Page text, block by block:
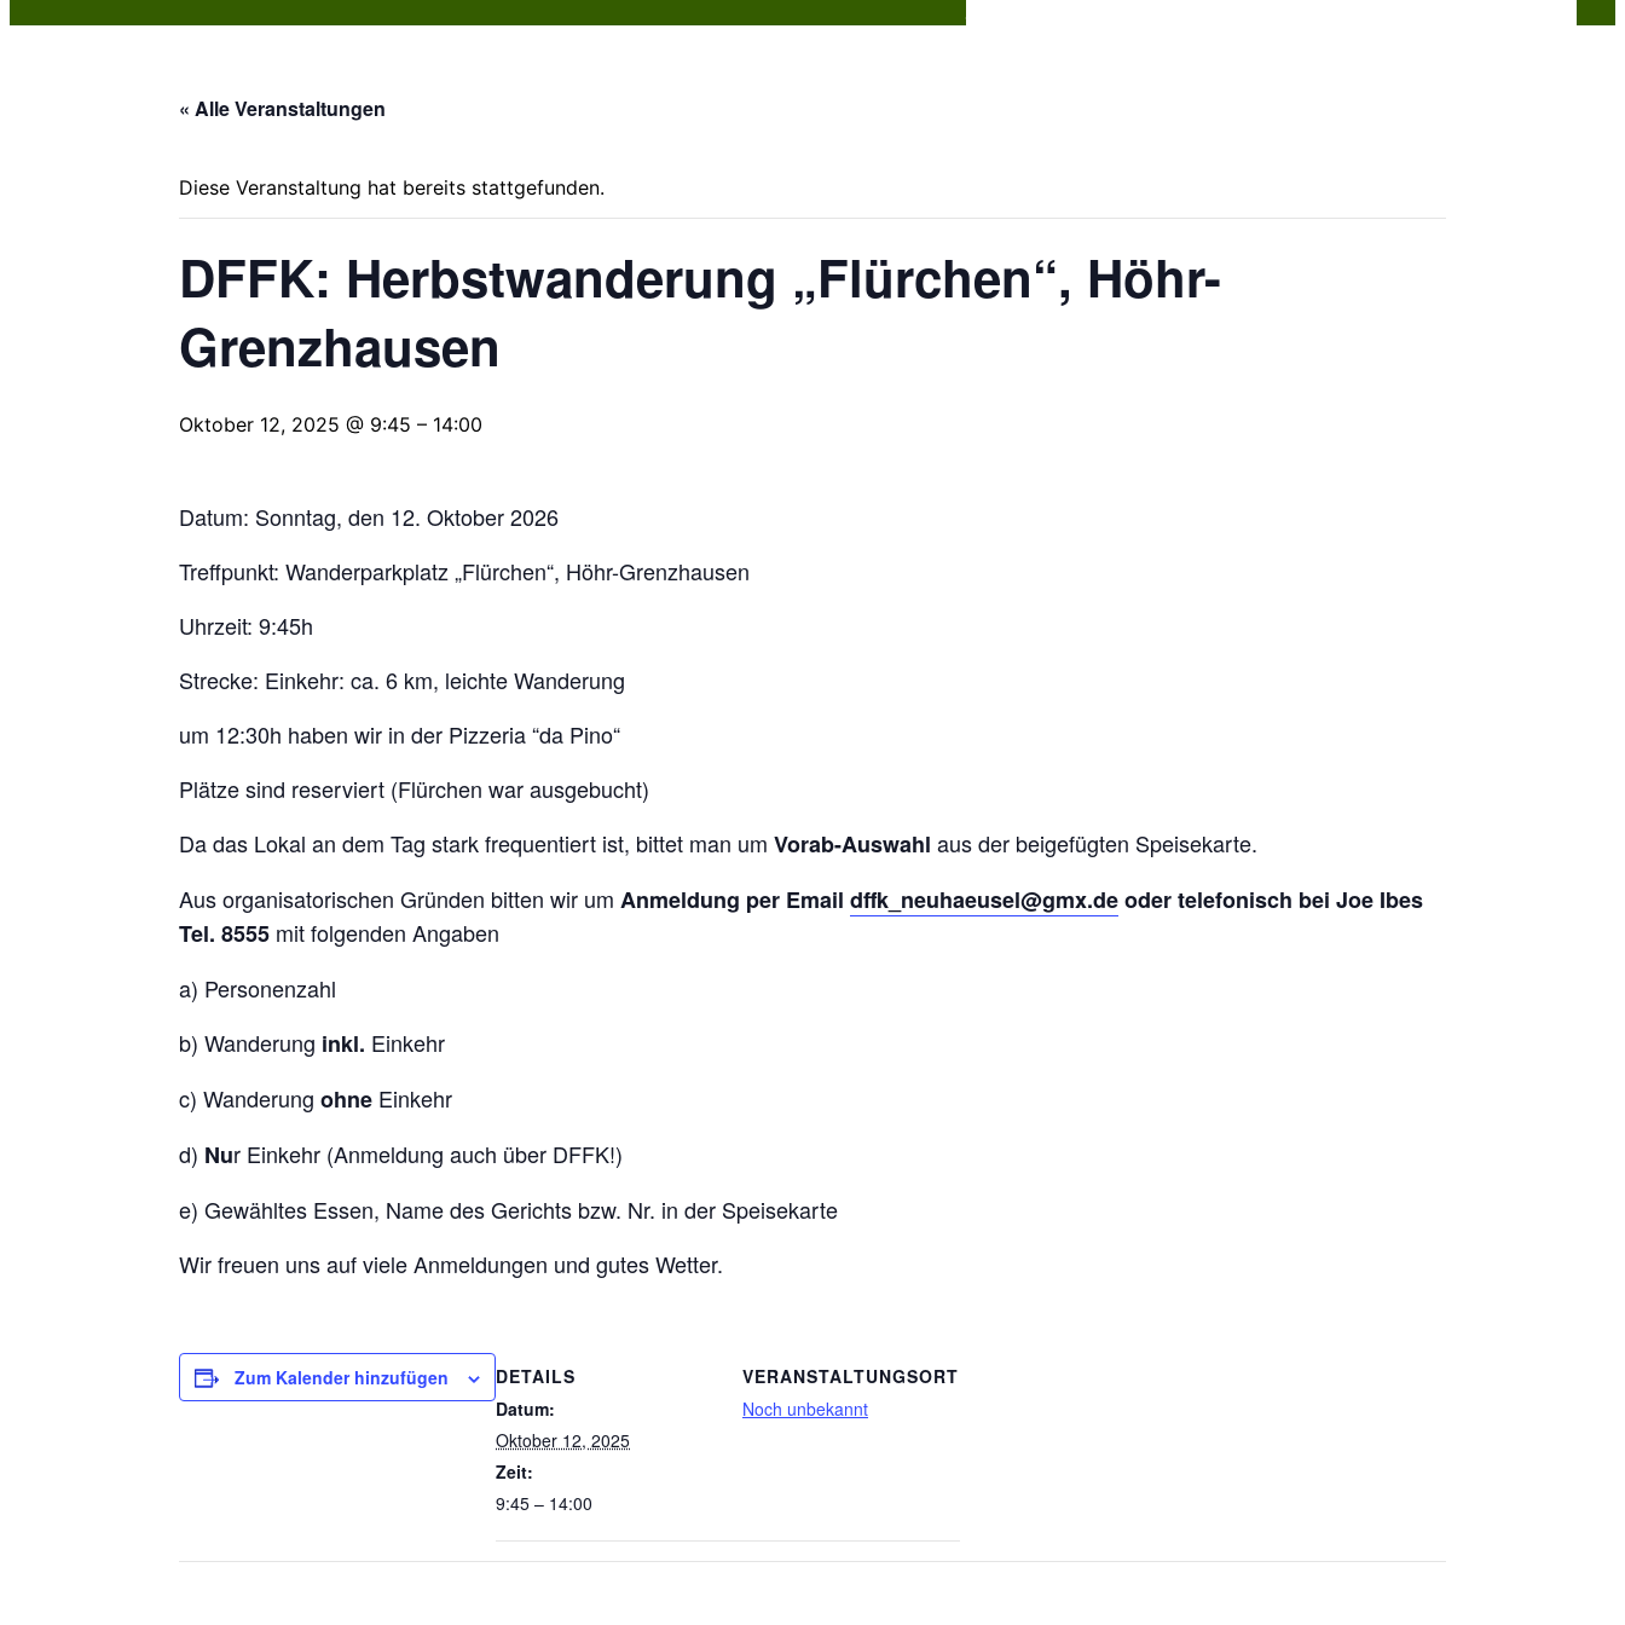
« Alle Veranstaltungen
Diese Veranstaltung hat bereits stattgefunden.
DFFK: Herbstwanderung „Flürchen“, Höhr-
Grenzhausen
Oktober 12, 2025 @ 9:45 – 14:00
Datum: Sonntag, den 12. Oktober 2026
Treffpunkt: Wanderparkplatz „Flürchen“, Höhr-Grenzhausen
Uhrzeit: 9:45h
Strecke: Einkehr: ca. 6 km, leichte Wanderung
um 12:30h haben wir in der Pizzeria “da Pino“
Plätze sind reserviert (Flürchen war ausgebucht)
Da das Lokal an dem Tag stark frequentiert ist, bittet man um Vorab-Auswahl aus der beigefügten Speisekarte.
Aus organisatorischen Gründen bitten wir um Anmeldung per Email dffk_neuhaeusel@gmx.deoder telefonisch bei Joe Ibes
Tel. 8555 mit folgenden Angaben
a) Personenzahl
b) Wanderung inkl. Einkehr
c) Wanderung ohne Einkehr
d) Nur Einkehr (Anmeldung auch über DFFK!)
e) Gewähltes Essen, Name des Gerichts bzw. Nr. in der Speisekarte
Wir freuen uns auf viele Anmeldungen und gutes Wetter.
Zum Kalender hinzufügen
DETAILS
Datum:
Oktober 12, 2025
Zeit:
9:45 – 14:00
VERANSTALTUNGSORT
Noch unbekannt